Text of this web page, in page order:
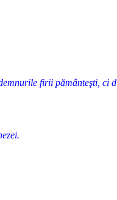
firii pământeşti, ci